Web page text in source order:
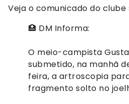
Veja o comunicado do clube
🏥 DM Informa:
O meio-campista
submetido, na manhã
feira, a artroscopia
fragmento solto no